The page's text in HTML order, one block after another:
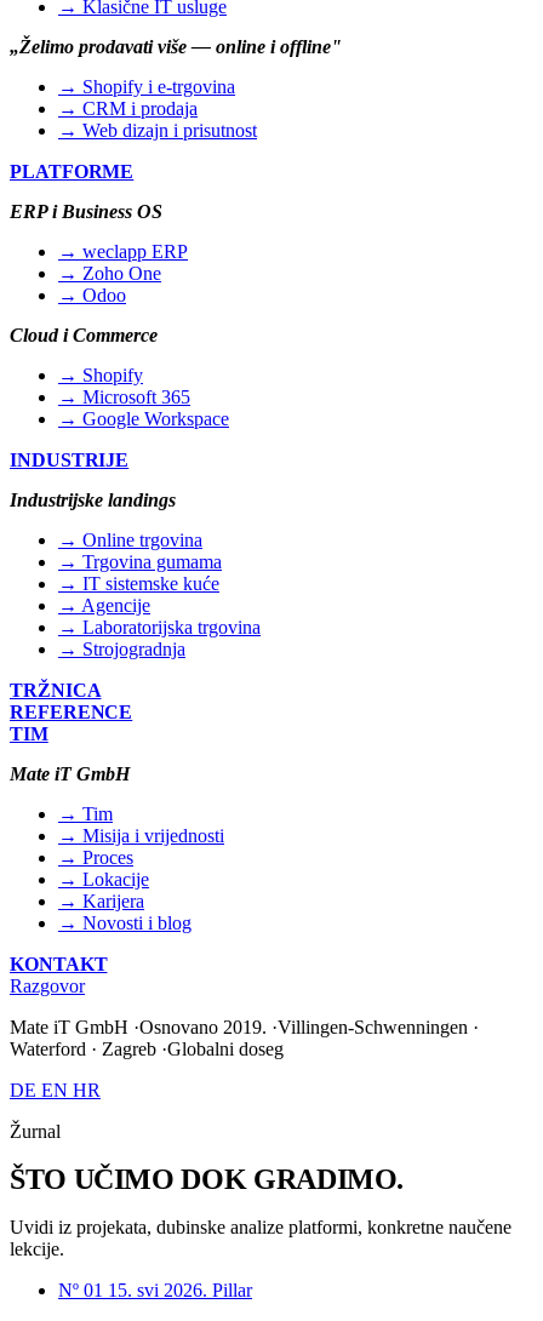
→ Klasične IT usluge
„Želimo prodavati više — online i offline"
→ Shopify i e-trgovina
→ CRM i prodaja
→ Web dizajn i prisutnost
PLATFORME
ERP i Business OS
→ weclapp ERP
→ Zoho One
→ Odoo
Cloud i Commerce
→ Shopify
→ Microsoft 365
→ Google Workspace
INDUSTRIJE
Industrijske landings
→ Online trgovina
→ Trgovina gumama
→ IT sistemske kuće
→ Agencije
→ Laboratorijska trgovina
→ Strojogradnja
TRŽNICA
REFERENCE
TIM
Mate iT GmbH
→ Tim
→ Misija i vrijednosti
→ Proces
→ Lokacije
→ Karijera
→ Novosti i blog
KONTAKT
Razgovor
Mate iT GmbH ·Osnovano 2019. ·Villingen-Schwenningen ·
Waterford · Zagreb ·Globalni doseg
DE EN HR
Žurnal
ŠTO UČIMO DOK GRADIMO.
Uvidi iz projekata, dubinske analize platformi, konkretne naučene
lekcije.
Nº 01 15. svi 2026. Pillar